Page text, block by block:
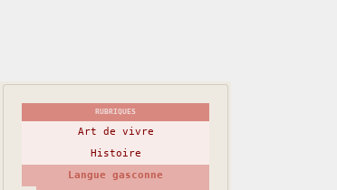
RUBRIQUES
Art de vivre
Histoire
Langue gasconne